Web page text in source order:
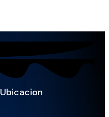
Ubicacion